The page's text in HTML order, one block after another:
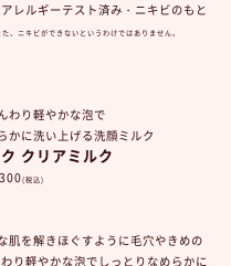
レルギーテスト済み・ニキビのもと
、ニキビができないというわけではありません。
わり軽やかな泡で
かに洗い上げる洗顔ミルク
クリアミルク
(税込)
肌を解きほぐすように毛穴やきめの
り軽やかな泡でしっとりなめらかに